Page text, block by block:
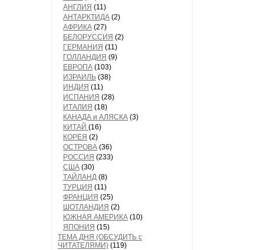
АНГЛИЯ (11)
АНТАРКТИДА (2)
АФРИКА (27)
БЕЛОРУССИЯ (2)
ГЕРМАНИЯ (11)
ГОЛЛАНДИЯ (9)
ЕВРОПА (103)
ИЗРАИЛЬ (38)
ИНДИЯ (11)
ИСПАНИЯ (28)
ИТАЛИЯ (18)
КАНАДА и АЛЯСКА (3)
КИТАЙ (16)
КОРЕЯ (2)
ОСТРОВА (36)
РОССИЯ (233)
США (30)
ТАЙЛАНД (8)
ТУРЦИЯ (11)
ФРАНЦИЯ (25)
ШОТЛАНДИЯ (2)
ЮЖНАЯ АМЕРИКА (10)
ЯПОНИЯ (15)
ТЕМА ДНЯ (ОБСУДИТЬ с
ЧИТАТЕЛЯМИ) (119)